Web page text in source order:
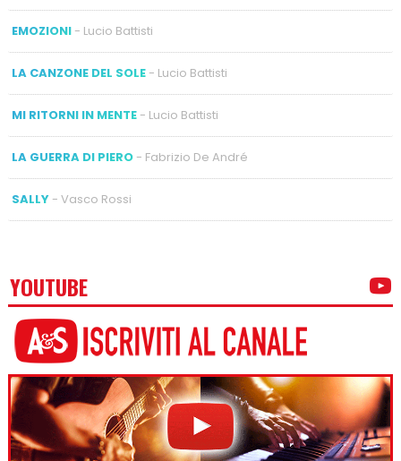
EMOZIONI- Lucio Battisti
LA CANZONE DEL SOLE- Lucio Battisti
MI RITORNI IN MENTE- Lucio Battisti
LA GUERRA DI PIERO- Fabrizio De André
SALLY- Vasco Rossi
YOUTUBE